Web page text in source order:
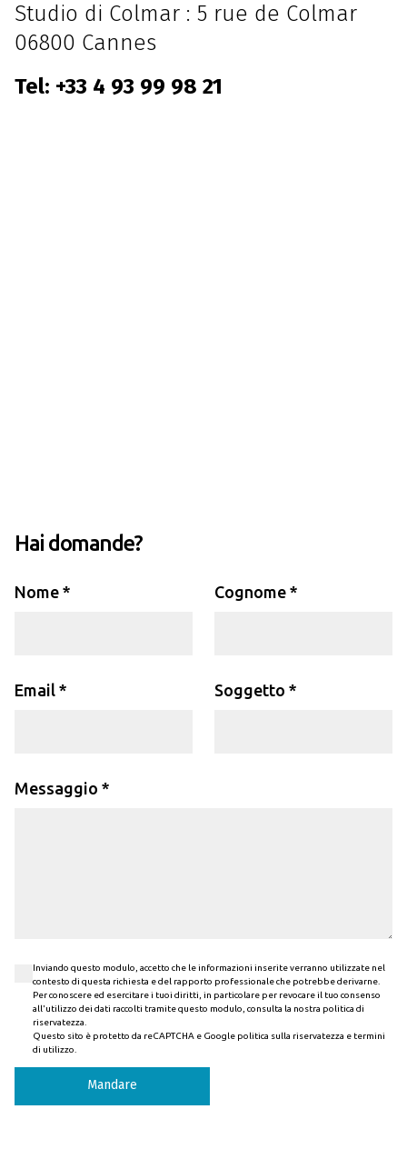
Studio di Colmar : 5 rue de Colmar
06800 Cannes
Tel: +33 4 93 99 98 21
Hai domande?
Nome * Cognome *
Email * Soggetto *
Messaggio *
Inviando questo modulo, accetto che le informazioni inserite verranno utilizzate nel
contesto di questa richiesta e del rapporto professionale che potrebbe derivarne.
Per conoscere ed esercitare i tuoi diritti, in particolare per revocare il tuo consenso
all'utilizzo dei dati raccolti tramite questo modulo, consulta la nostra politica di
riservatezza.
Questo sito è protetto da reCAPTCHA e Google politica sulla riservatezza e termini
di utilizzo
Mandare